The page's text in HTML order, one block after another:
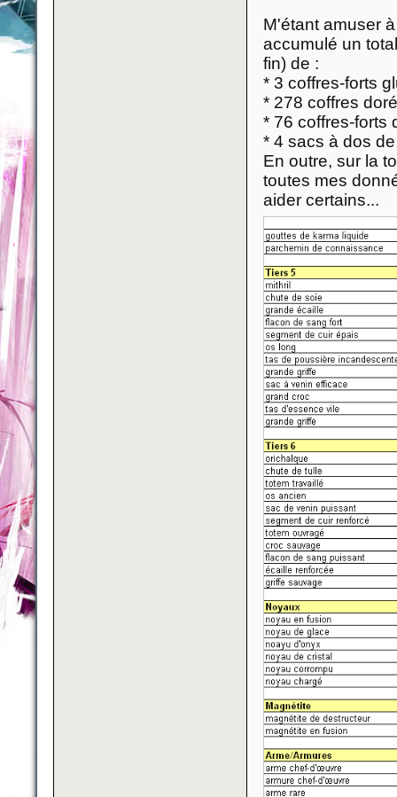
M'étant amuser
accumulé un
fin) de :
* 3 coffres-forts
* 278 coffres
* 76 coffres-forts
* 4 sacs à dos
En outre, sur la
toutes mes
aider certains...